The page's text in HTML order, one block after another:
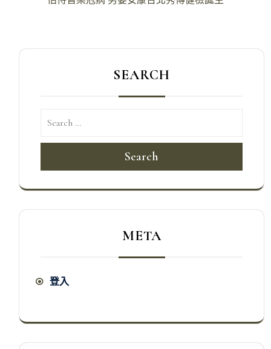
SEARCH
Search
META
登入